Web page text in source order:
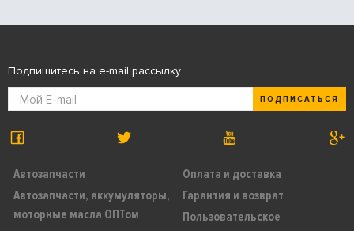
Автозапчасти
Автозапчасти, аккумуляторы,
моторные масла ОПТом
Оплата и доставка
Гарантия и возврат
Пользовательское
Подпишитесь на e-mail рассылку
ПОДПИСАТЬСЯ